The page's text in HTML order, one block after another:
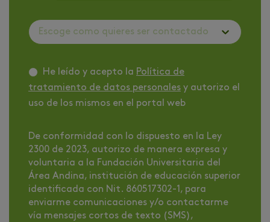
Escoge como quieres ser contactado
He leído y acepto la Política de
tratamiento de datos personales y autorizo el
uso de los mismos en el portal web
De conformidad con lo dispuesto en la Ley
2300 de 2023, autorizo de manera expresa y
voluntaria a la Fundación Universitaria del
Área Andina, institución de educación superior
identificada con Nit. 860517302-1, para
enviarme comunicaciones y/o contactarme
vía mensajes cortos de texto (SMS),